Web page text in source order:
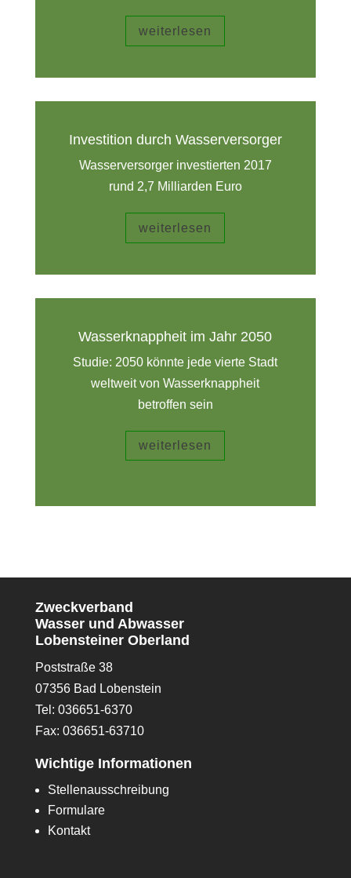
weiterlesen
Investition durch Wasserversorger
Wasserversorger investierten 2017
rund 2,7 Milliarden Euro
weiterlesen
Wasserknappheit im Jahr 2050
Studie: 2050 könnte jede vierte Stadt
weltweit von Wasserknappheit
betroffen sein
weiterlesen
Zweckverband
Wasser und Abwasser
Lobensteiner Oberland
Poststraße 38
07356 Bad Lobenstein
Tel: 036651-6370
Fax: 036651-63710
Wichtige Informationen
Stellenausschreibung
Formulare
Kontakt